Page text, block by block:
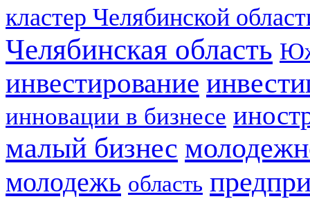
кластер Челябинской
Челябинская область
инвестирование
инновации в бизнесе
малый бизнес
молодежь область